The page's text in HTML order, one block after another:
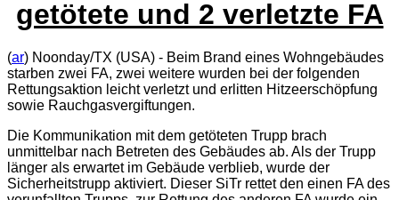
getötete und 2 verletzte FA
(ar) Noonday/TX (USA) - Beim Brand eines Wohngebäudes
starben zwei FA, zwei weitere wurden bei der folgenden
Rettungsaktion leicht verletzt und erlitten Hitzeerschöpfung
sowie Rauchgasvergiftungen.
Die Kommunikation mit dem getöteten Trupp brach
unmittelbar nach Betreten des Gebäudes ab. Als der Trupp
länger als erwartet im Gebäude verblieb, wurde der
Sicherheitstrupp aktiviert. Dieser SiTr rettet den einen FA des